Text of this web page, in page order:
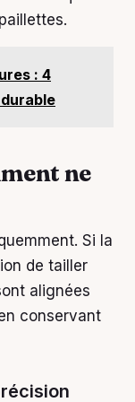
: 4
ne
Si la
de tailler
alignées
conservant